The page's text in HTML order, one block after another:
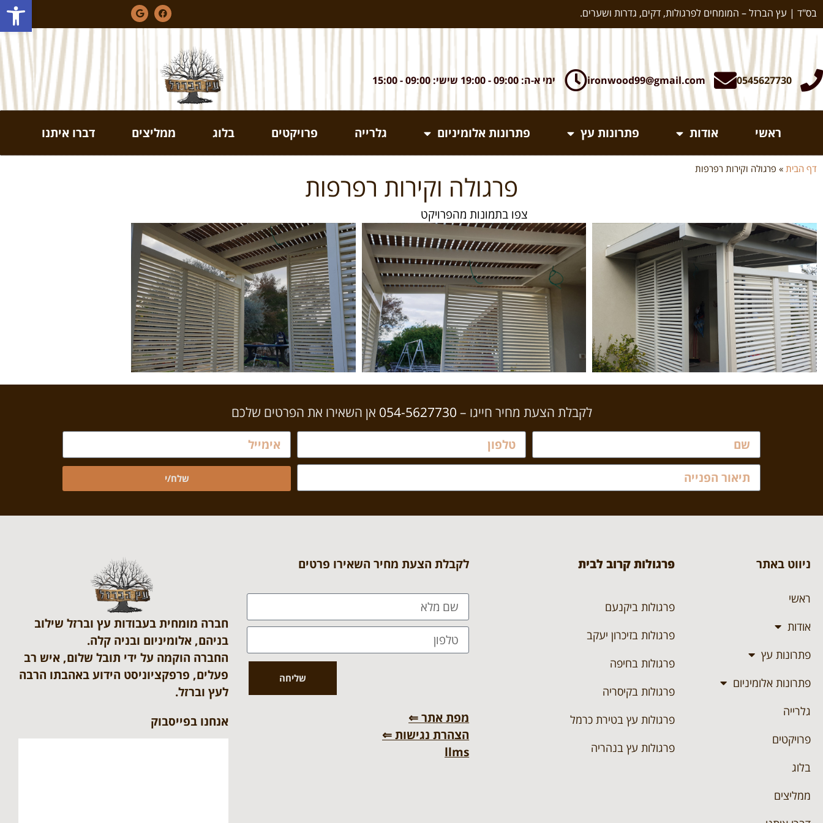
פתח בס"ד | עץ הברזל – המומחים לפרגולות, דקים, גדרות ושערים.
0545627730
ironwood99@gmail.com ימי א-ה: 09:00 - 19:00 שישי: 09:00 - 15:00
ראשי אודות פתרונות עץ פתרונות אלומיניום גלרייה פרויקטים בלוג ממליצים דברו איתנו
דף הבית » פרגולה וקירות רפרפות
פרגולה וקירות רפרפות
צפו בתמונות מהפרויקט
לקבלת הצעת מחיר חייגו – אן השאירו את הפרטים שלכם
שלח/י
ניווט באתר
ראשי
אודות
פתרונות עץ
פתרונות אלומיניום
גלרייה
פרויקטים
בלוג
ממליצים
פרגולות קרוב לבית
פרגולות ביקנעם
פרגולות בזיכרון יעקב
פרגולות בחיפה
פרגולות בקיסריה
פרגולות עץ בטירת כרמל
פרגולות עץ בנהריה
לקבלת הצעת מחיר השאירו פרטים
שליחה
מפת אתר ⇐
הצהרת נגישות ⇐
llms
חברה מומחית בעבודות עץ וברזל שילוב
בניהם, אלומיניום ובניה קלה.
החברה הוקמה על ידי תובל שלום, איש רב
פעלים, פרפקציוניסט הידוע באהבתו הרבה
לעץ וברזל.
אנחנו בפייסבוק